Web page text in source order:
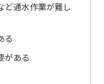
ど通水作業が難し
る
がある